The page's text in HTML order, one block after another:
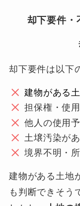
却下要件
却下要件は以下
建物がある
担保権・使
他人の使用
土壌汚染が
境界不明・
建物がある土地
も判断できそう